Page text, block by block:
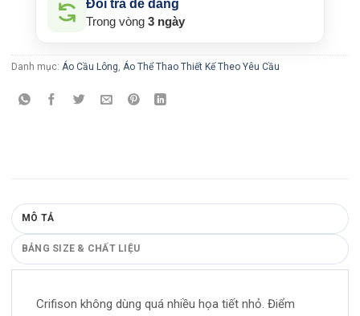
Đổi trả dễ dàng
Trong vòng 3 ngày
Danh mục: Áo Cầu Lông, Áo Thể Thao Thiết Kế Theo Yêu Cầu
MÔ TẢ
BẢNG SIZE & CHẤT LIỆU
Crifison không dùng quá nhiều họa tiết nhỏ. Điểm